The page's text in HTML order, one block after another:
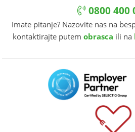
0800 400
Imate pitanje? Nazovite nas na
kontaktirajte putem obrasca ili na